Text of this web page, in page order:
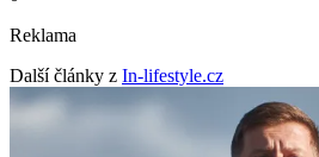
Reklama
Další články z In-lifestyle.cz